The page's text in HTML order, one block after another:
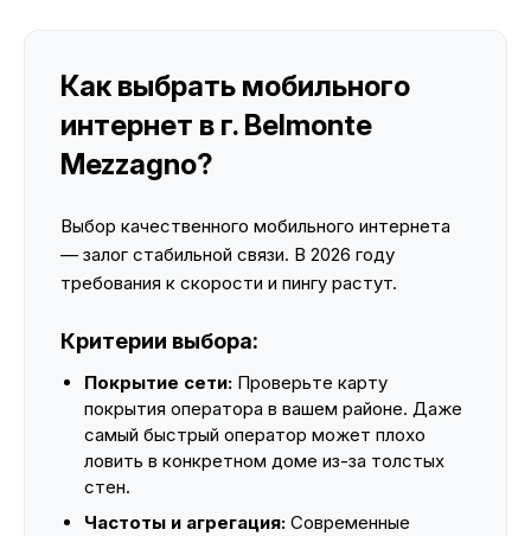
Как выбрать мобильного
интернет в г. Belmonte
Mezzagno?
Выбор качественного мобильного интернета
— залог стабильной связи. В 2026 году
требования к скорости и пингу растут.
Критерии выбора:
Покрытие сети: Проверьте карту
покрытия оператора в вашем районе. Даже
самый быстрый оператор может плохо
ловить в конкретном доме из-за толстых
стен.
Частоты и агрегация: Современные